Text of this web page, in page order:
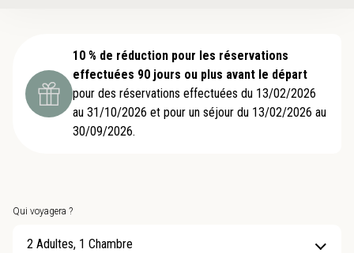
10 % de réduction pour les réservations
effectuées 90 jours ou plus avant le départ
pour des réservations effectuées du 13/02/2026
au 31/10/2026 et pour un séjour du 13/02/2026 au
30/09/2026.
Qui voyagera ?
2 Adultes, 1 Chambre